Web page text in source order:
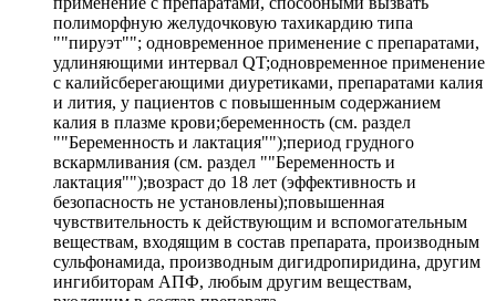
полиморфную желудочковую тахикардию типа
""пируэт""; одновременное применение с препаратами,
удлиняющими интервал QT;одновременное применение
с калийсберегающими диуретиками, препаратами калия
и лития, у пациентов с повышенным содержанием
калия в плазме крови;беременность (см. раздел
""Беременность и лактация"");период грудного
вскармливания (см. раздел ""Беременность и
лактация"");возраст до 18 лет (эффективность и
безопасность не установлены);повышенная
чувствительность к действующим и вспомогательным
веществам, входящим в состав препарата, производным
сульфонамида, производным дигидропиридина, другим
ингибиторам АПФ, любым другим веществам,